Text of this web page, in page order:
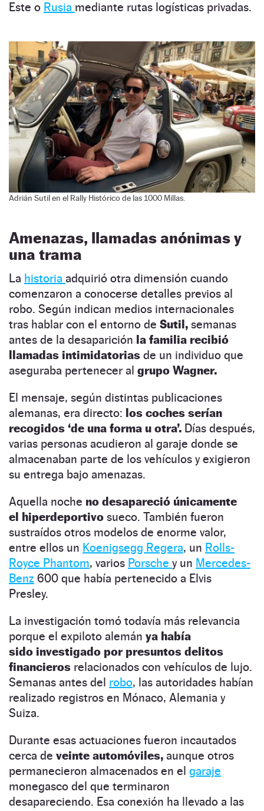
Este o Rusia mediante rutas logísticas privadas.
Adrián Sutil en el Rally Histórico de las 1000 Millas.
Amenazas, llamadas anónimas y
una trama
La historia adquirió otra dimensión cuando
comenzaron a conocerse detalles previos al
robo. Según indican medios internacionales
tras hablar con el entorno de Sutil, semanas
antes de la desaparición la familia recibió
llamadas intimidatorias de un individuo que
aseguraba pertenecer al grupo Wagner.
El mensaje, según distintas publicaciones
alemanas, era directo: los coches serían
recogidos ‘de una forma u otra’. Días después,
varias personas acudieron al garaje donde se
almacenaban parte de los vehículos y exigieron
su entrega bajo amenazas.
Aquella noche no desapareció únicamente
el hiperdeportivo sueco. También fueron
sustraídos otros modelos de enorme valor,
entre ellos un Koenigsegg Regera, un Rolls-
Royce Phantom, varios Porsche y un Mercedes-
Benz 600 que había pertenecido a Elvis
Presley.
La investigación tomó todavía más relevancia
porque el expiloto alemán ya había
sido investigado por presuntos delitos
financieros relacionados con vehículos de lujo.
Semanas antes del robo, las autoridades habían
realizado registros en Mónaco, Alemania y
Suiza.
Durante esas actuaciones fueron incautados
cerca de veinte automóviles, aunque otros
permanecieron almacenados en el garaje
monegasco del que terminaron
desapareciendo. Esa conexión ha llevado a las